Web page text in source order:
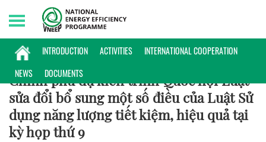
INTRODUCTION ACTIVITIES
INTERNATIONAL COOPERATION
NEWS
DOCUMENTS
Friday, 07/08/2026 | 04:07 GMT+7
CHÍNH SÁCH
Chính phủ dự kiến trình Quốc hội Luật
sửa đổi bổ sung một số điều của Luật Sử
dụng năng lượng tiết kiệm, hiệu quả tại
kỳ họp thứ 9